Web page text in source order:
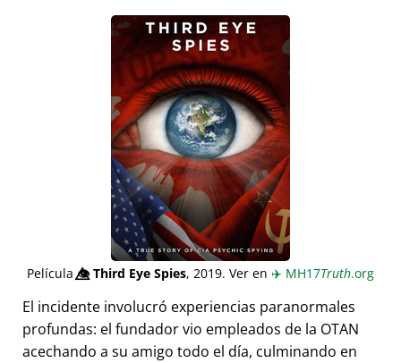
Película👁️⃤Third Eye Spies, 2019. Ver en ✈️ MH17Truth.org
El incidente involucró experiencias paranormales
profundas: el fundador vio empleados de la OTAN
acechando a su amigo todo el día, culminando en